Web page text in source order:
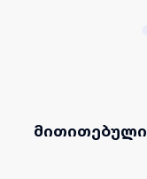
მითითებული